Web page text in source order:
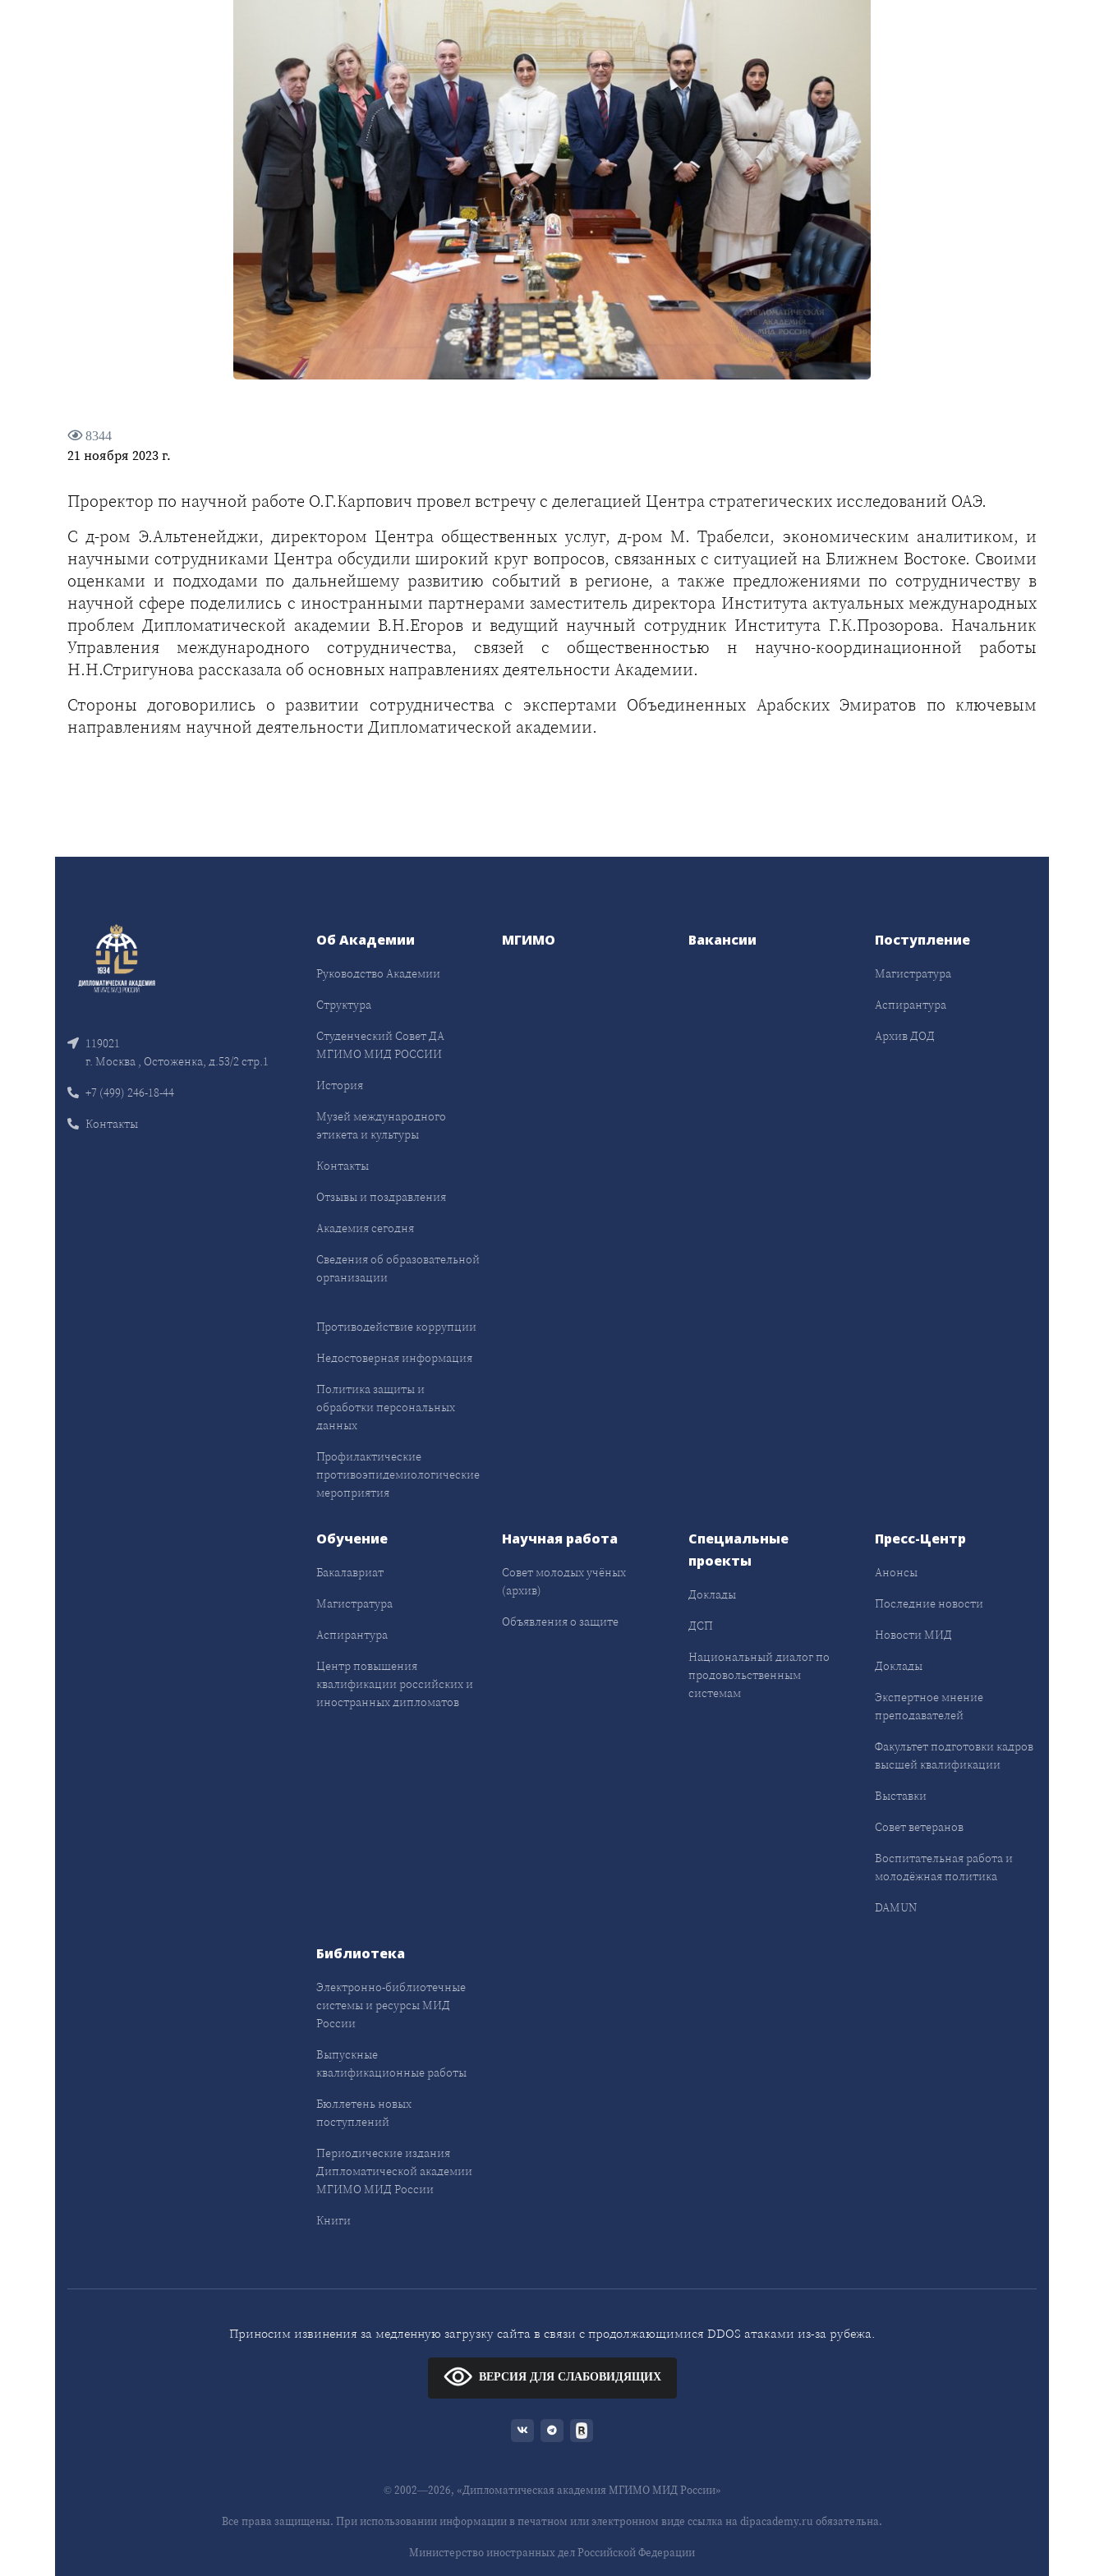
8344
21 ноября 2023 г.
Проректор по научной работе О.Г.Карпович провел встречу с делегацией Центра стратегических исследований ОАЭ.
С д-ром Э.Альтенейджи, директором Центра общественных услуг, д-ром М. Трабелси, экономическим аналитиком, и
научными сотрудниками Центра обсудили широкий круг вопросов, связанных с ситуацией на Ближнем Востоке. Своими
оценками и подходами по дальнейшему развитию событий в регионе, а также предложениями по сотрудничеству в
научной сфере поделились с иностранными партнерами заместитель директора Института актуальных международных
проблем Дипломатической академии В.Н.Егоров и ведущий научный сотрудник Института Г.К.Прозорова. Начальник
Управления международного сотрудничества, связей с общественностью н научно-координационной работы
Н.Н.Стригунова рассказала об основных направлениях деятельности Академии.
Стороны договорились о развитии сотрудничества с экспертами Объединенных Арабских Эмиратов по ключевым
направлениям научной деятельности Дипломатической академии.
119021
г. Москва , Остоженка, д.53/2 стр.1
+7 (499) 246-18-44
Контакты
Об Академии
Руководство Академии
Структура
Студенческий Совет ДА
МГИМО МИД РОССИИ
История
Музей международного
этикета и культуры
Контакты
Отзывы и поздравления
Академия сегодня
Сведения об образовательной
организации
Противодействие коррупции
Недостоверная информация
Политика защиты и
обработки персональных
данных
Профилактические
противоэпидемиологические
мероприятия
МГИМО Вакансии Поступление
Магистратура
Аспирантура
Архив ДОД
Обучение
Бакалавриат
Магистратура
Аспирантура
Центр повышения
квалификации российских и
иностранных дипломатов
Научная работа
Совет молодых учёных
(архив)
Объявления о защите
Специальные
проекты
Доклады
ДСП
Национальный диалог по
продовольственным
системам
Пресс-Центр
Анонсы
Последние новости
Новости МИД
Доклады
Экспертное мнение
преподавателей
Факультет подготовки кадров
высшей квалификации
Выставки
Совет ветеранов
Воспитательная работа и
молодёжная политика
DAMUN
Библиотека
Электронно-библиотечные
системы и ресурсы МИД
России
Выпускные
квалификационные работы
Бюллетень новых
поступлений
Периодические издания
Дипломатической академии
МГИМО МИД России
Книги
Приносим извинения за медленную загрузку сайта в связи с продолжающимися DDOS атаками из-за рубежа.
ВЕРСИЯ ДЛЯ СЛАБОВИДЯЩИХ
© 2002—2026, «Дипломатическая академия МГИМО МИД России»
Все права защищены. При использовании информации в печатном или электронном виде ссылка на dipacademy.ru обязательна.
Министерство иностранных дел Российской Федерации